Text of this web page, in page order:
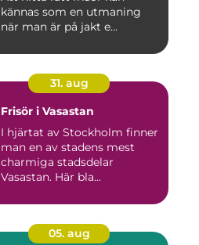
kännas som en utmaning
när man är på jakt e...
31. aug
Frisör i Vasastan
I hjärtat av Stockholm finner
man en av stadens mest
charmiga stadsdelar
Vasastan. Här bla...
05. aug